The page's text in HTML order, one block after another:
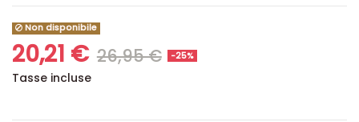
Non disponibile
20,21 € 26,95 € -25%
Tasse incluse